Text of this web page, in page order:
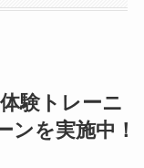
験トレーニ
ンを実施中！